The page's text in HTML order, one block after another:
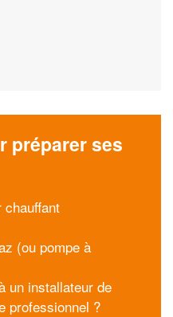
préparer ses
chauffant
(ou pompe à
un installateur de
professionnel ?